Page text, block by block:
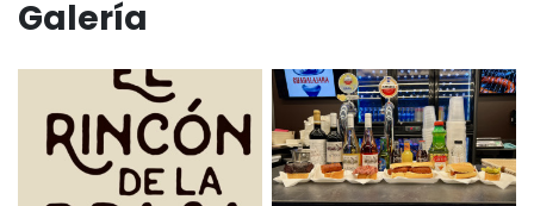
Galería